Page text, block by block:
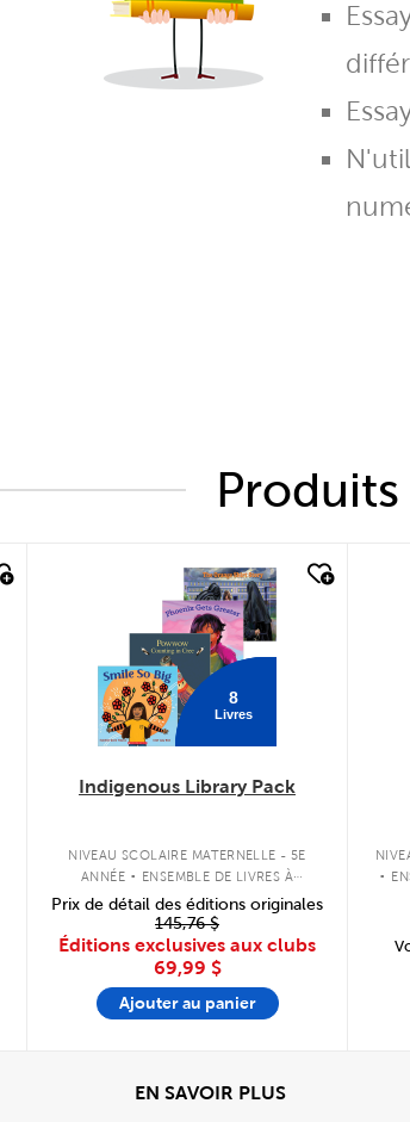
8
Livres
Indigenous Library Pack
NIVEAU SCOLAIRE MATERNELLE - 5E
ANNÉE . ENSEMBLE DE LIVRES À
COUVERTURE SOUPLE
Prix de détail des éditions originales
145,76 $
Éditions exclusives aux clubs
69,99 $
Ajouter au panier
.
EN SAVOIR PLUSView